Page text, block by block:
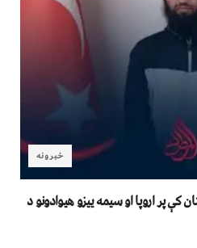
خبرونه
پر اروپا او سیمه ییزو هیوادونو د